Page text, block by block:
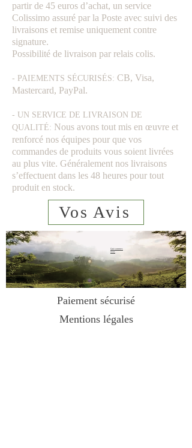
partir de 45 euros d’achat, un service
Colissimo assuré par la Poste avec suivi des
livraisons et remise uniquement contre
signature.
Possibilité de livraison par relais colis.
- PAIEMENTS SÉCURISÉS: CB, Visa,
Mastercard, PayPal.
- UN SERVICE DE LIVRAISON DE
QUALITÉ: Nous avons tout mis en œuvre et
renforcé nos équipes pour que vos
commandes de produits vous soient livrées
au plus vite. Généralement nos livraisons
s’effectuent dans les 48 heures pour tout
produit en stock.
Vos Avis
sms 06 23 02
44 61
Qui sommes
nous
Paiement sécurisé
Mentions légales